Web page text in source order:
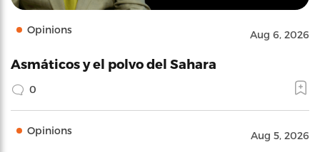
Opinions Aug 6, 2026
Asmáticos y el polvo del Sahara
0
Opinions Aug 5, 2026